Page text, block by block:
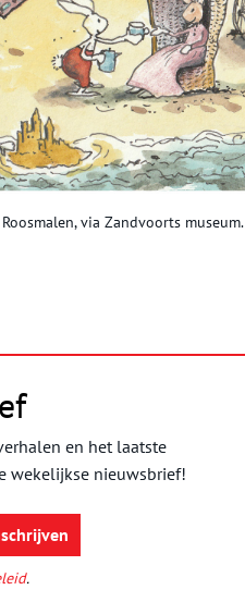
via Zandvoorts museum.
en het laatste
wekelijkse nieuwsbrief!
.